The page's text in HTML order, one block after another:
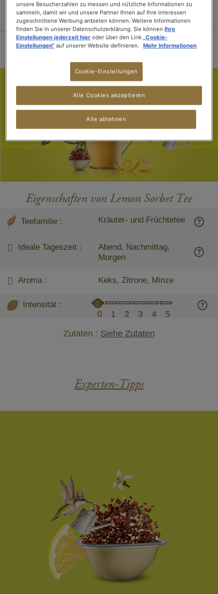
100% sichere
Zahlung
Lieferung innerhalb
von 3 Tagen
Kostenloser Versand
ab 15 Tee-
Packungen
Eigenschaften von Lemon Sorbet Tee
Teefamilie : Kräuter- und Früchtetee
Ideale Tageszeit :
Abend, Nachmittag,
Morgen
Aroma : Keks, Zitrone, Minze
Intensität :
0
1 2 3 4 5
Zutaten : Siehe Zutaten
Experten-Tipps
unsere Besucherzahlen zu messen und nützliche Informationen zu
sammeln, damit wir und unsere Partner Ihnen auf Ihre Interessen
zugeschnittene Werbung anbieten können. Weitere Informationen
finden Sie in unserer Datenschutzerklärung. Sie könnenIhre
Einstellungen jederzeit hier oder über den Link „Cookie-
Einstellungen“ auf unserer Website definieren. Mehr Informationen
Cookie-Einstellungen
Alle ablehnen
Alle Cookies akzeptieren